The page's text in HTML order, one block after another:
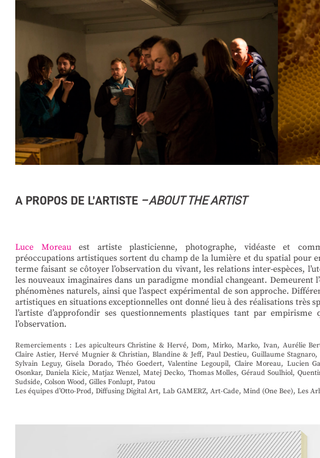
A PROPOS DE L’ARTISTE – ABOUT THE ARTIST
Luce Moreauest artiste plasticienne, photographe, vidéaste et
préoccupations artistiques sortent du champ de la lumière et du spatial pour
terme faisant se côtoyer l’observation du vivant, les relations inter-espèces,
les nouveaux imaginaires dans un paradigme mondial changeant. Demeurent
phénomènes naturels, ainsi que l’aspect expérimental de son approche.
artistiques en situations exceptionnelles ont donné lieu à des réalisations très
l’artiste d’approfondir ses questionnements plastiques tant par
l’observation.
Remerciements : Les apiculteurs Christine & Hervé, Dom, Mirko, Marko, Ivan, Aurélie
Claire Astier, Hervé Mugnier & Christian, Blandine & Jeff, Paul Destieu, Guillaume
Sylvain Leguy, Gisela Dorado, Théo Goedert, Valentine Legoupil, Claire Moreau, Lucien
Osonkar, Daniela Kicic, Matjaz Wenzel, Matej Decko, Thomas Molles, Géraud Soulhiol,
Sudside, Colson Wood, Gilles Fonlupt, Patou
Les équipes d’Otto-Prod, Diffusing Digital Art, Lab GAMERZ, Art-Cade, Mind (One Bee), Les